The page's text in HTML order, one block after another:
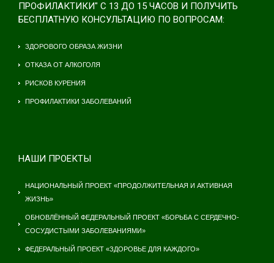
ПРОФИЛАКТИКИ" С 13 ДО 15 ЧАСОВ И ПОЛУЧИТЬ
БЕСПЛАТНУЮ КОНСУЛЬТАЦИЮ ПО ВОПРОСАМ:
ЗДОРОВОГО ОБРАЗА ЖИЗНИ
ОТКАЗА ОТ АЛКОГОЛЯ
РИСКОВ КУРЕНИЯ
ПРОФИЛАКТИКИ ЗАБОЛЕВАНИЙ
НАШИ ПРОЕКТЫ
НАЦИОНАЛЬНЫЙ ПРОЕКТ «ПРОДОЛЖИТЕЛЬНАЯ И АКТИВНАЯ
ЖИЗНЬ»
ОБНОВЛЁННЫЙ ФЕДЕРАЛЬНЫЙ ПРОЕКТ «БОРЬБА С СЕРДЕЧНО-
СОСУДИСТЫМИ ЗАБОЛЕВАНИЯМИ»
ФЕДЕРАЛЬНЫЙ ПРОЕКТ «ЗДОРОВЬЕ ДЛЯ КАЖДОГО»